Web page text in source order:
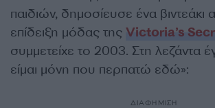
παιδιών, δημοσίευσε ένα βιντεάκι
επίδειξη μόδας της Victoria’s
συμμετείχε το 2003. Στη λεζάντα
είμαι μόνη που περπατώ εδώ»:
ΔΙΑΦΗΜΙΣΗ